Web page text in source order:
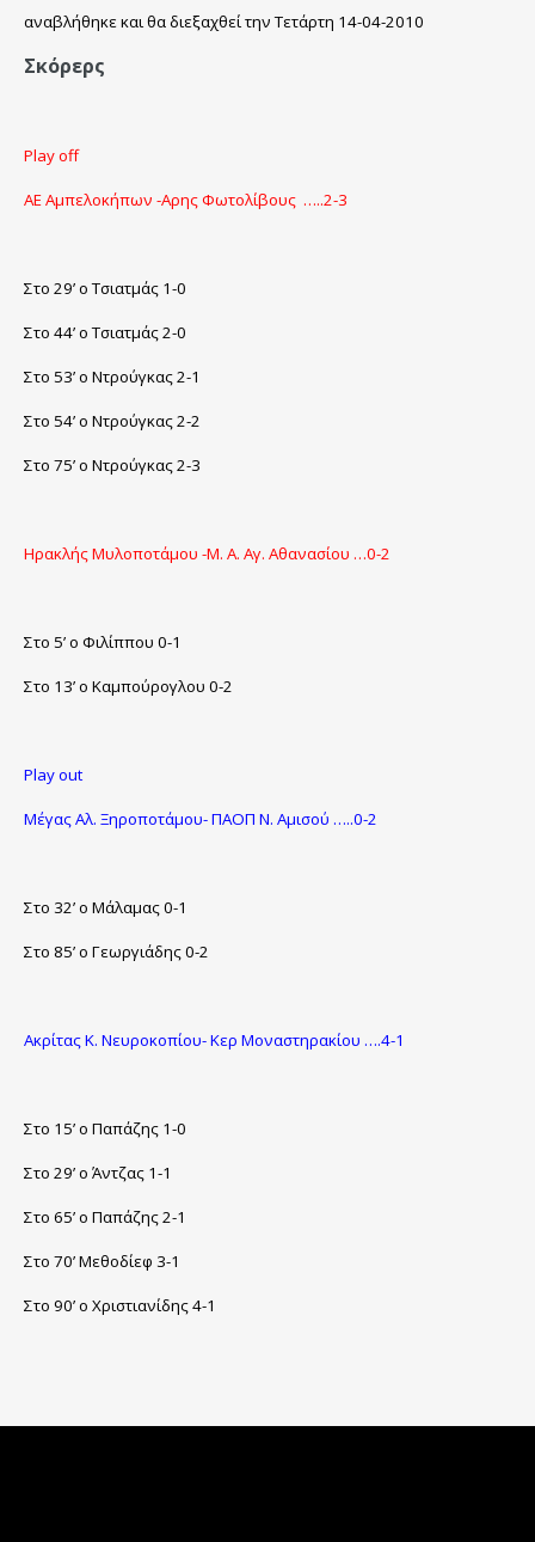
αναβλήθηκε και θα διεξαχθεί την Τετάρτη 14-04-2010
Σκόρερς
Play off
ΑΕ Αμπελοκήπων -Αρης Φωτολίβους …..2-3
Στο 29’ ο Τσιατμάς 1-0
Στο 44’ ο Τσιατμάς 2-0
Στο 53’ ο Ντρούγκας 2-1
Στο 54’ ο Ντρούγκας 2-2
Στο 75’ ο Ντρούγκας 2-3
Ηρακλής Μυλοποτάμου -Μ. Α. Αγ. Αθανασίου …0-2
Στο 5’ ο Φιλίππου 0-1
Στο 13’ ο Καμπούρογλου 0-2
Play out
Μέγας Αλ. Ξηροποτάμου- ΠΑΟΠ Ν. Αμισού …..0-2
Στο 32’ ο Μάλαμας 0-1
Στο 85’ ο Γεωργιάδης 0-2
Ακρίτας Κ. Νευροκοπίου- Κερ Μοναστηρακίου ….4-1
Στο 15’ ο Παπάζης 1-0
Στο 29’ ο Άντζας 1-1
Στο 65’ ο Παπάζης 2-1
Στο 70’ Μεθοδίεφ 3-1
Στο 90’ ο Χριστιανίδης 4-1